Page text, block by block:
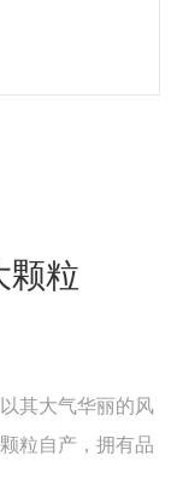
颗粒
其大气华丽的风
粒自产，拥有品